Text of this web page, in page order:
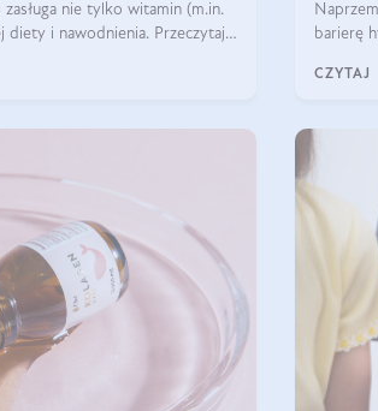
nie tylko witamin (m.in.
diety i nawodnienia. Przeczytaj
barierę
CZYTAJ